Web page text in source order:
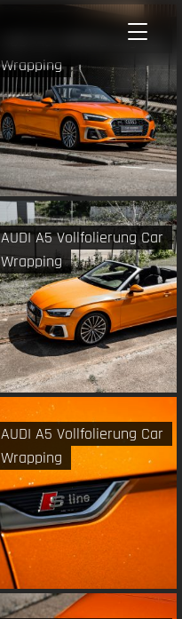
AUDI A5 Vollfolierung Car
Wrapping
AUDI A5 Vollfolierung Car
Wrapping
AUDI A5 Vollfolierung Car
Wrapping